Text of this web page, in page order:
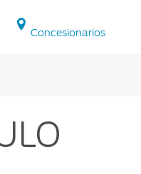
Concesionarios